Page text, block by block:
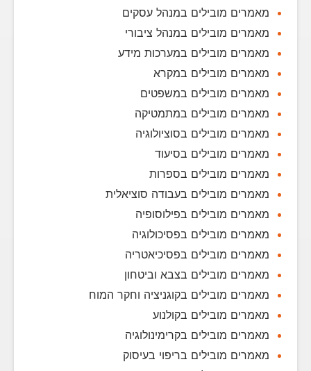
מאמרים מובילים במנהל עסקים
מאמרים מובילים במנהל ציבורי
מאמרים מובילים במערכות מידע
מאמרים מובילים במקרא
מאמרים מובילים במשפטים
מאמרים מובילים במתמטיקה
מאמרים מובילים בסוציולוגיה
מאמרים מובילים בסיעוד
מאמרים מובילים בספרות
מאמרים מובילים בעבודה סוציאלית
מאמרים מובילים בפילוסופיה
מאמרים מובילים בפסיכולוגיה
מאמרים מובילים בפסיכיאטריה
מאמרים מובילים בצבא וביטחון
מאמרים מובילים בקוגניציה וחקר המוח
מאמרים מובילים בקולנוע
מאמרים מובילים בקרימינולוגיה
מאמרים מובילים בריפוי בעיסוק